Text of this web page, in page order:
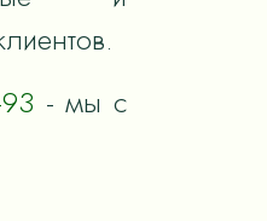
- мы с